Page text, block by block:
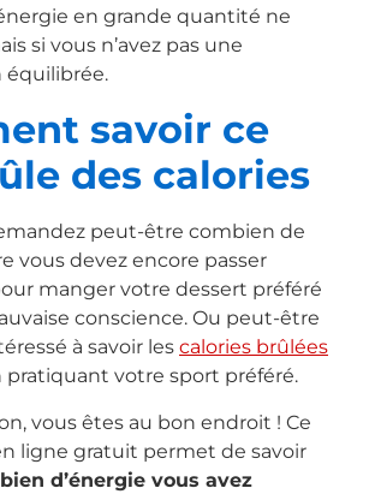
en grande quantité ne
si vous n’avez pas une
savoir ce
des calories
peut-être combien de
vous devez encore passer
manger votre dessert préféré
conscience. Ou peut-être
à savoir les calories brûlées
pratiquant votre sport préféré.
vous êtes au bon endroit ! Ce
ligne gratuit permet de savoir
d’énergie vous avez